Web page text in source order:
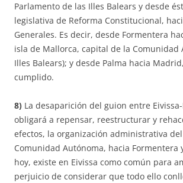
Parlamento de las Illes Balears y desde
legislativa de Reforma Constitucional,
Generales. Es decir, desde Formentera
isla de Mallorca, capital de la Comunidad
Illes Balears); y desde Palma hacia
cumplido.
8) La desaparición del guion entre
obligará a repensar, reestructurar y
efectos, la organización administrativa
Comunidad Autónoma, hacia Formentera
hoy, existe en Eivissa como común para
perjuicio de considerar que todo ello